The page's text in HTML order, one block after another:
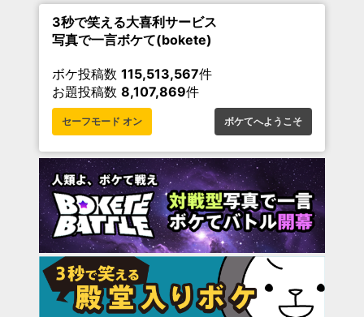
3秒で笑える大喜利サービス
写真で一言ボケて(bokete)
ボケ投稿数 115,513,567件
お題投稿数 8,107,869件
セーフモード オン ボケてへようこそ